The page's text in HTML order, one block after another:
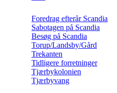
Foredrag efterår Scandia
Sabotagen på Scandia
Besøg på Scandia
Torup/Landsby/Gård
Trekanten
Tidligere forretninger
Tjærbykolonien
Tjærbyvang